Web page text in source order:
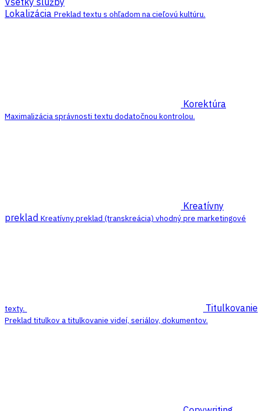
Lokalizácia Preklad textu s ohľadom na cieľovú kultúru.
Korektúra
Maximalizácia správnosti textu dodatočnou kontrolou.
Kreatívny
preklad Kreatívny preklad (transkreácia) vhodný pre marketingové
texty. Titulkovanie
Preklad titulkov a titulkovanie videí, seriálov, dokumentov.